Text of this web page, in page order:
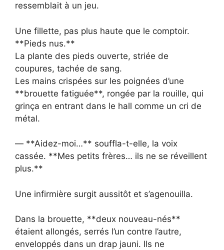
ressemblait à un jeu.
Une fillette, pas plus haute que le comptoir.
**Pieds nus.**
La plante des pieds ouverte, striée de
coupures, tachée de sang.
Les mains crispées sur les poignées d’une
**brouette fatiguée**, rongée par la rouille, qui
grinça en entrant dans le hall comme un cri de
métal.
— **Aidez-moi…** souffla-t-elle, la voix
cassée. **Mes petits frères… ils ne se réveillent
plus.**
Une infirmière surgit aussitôt et s’agenouilla.
Dans la brouette, **deux nouveau-nés**
étaient allongés, serrés l’un contre l’autre,
enveloppés dans un drap jauni. Ils ne